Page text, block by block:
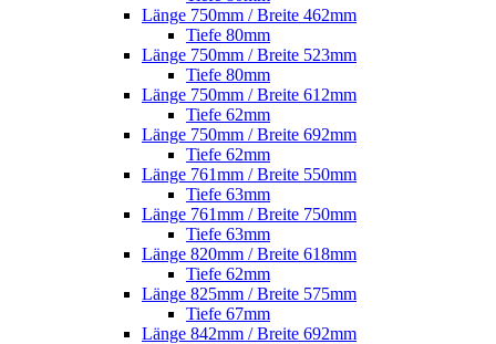
Länge 750mm / Breite 462mm
Tiefe 80mm
Länge 750mm / Breite 523mm
Tiefe 80mm
Länge 750mm / Breite 612mm
Tiefe 62mm
Länge 750mm / Breite 692mm
Tiefe 62mm
Länge 761mm / Breite 550mm
Tiefe 63mm
Länge 761mm / Breite 750mm
Tiefe 63mm
Länge 820mm / Breite 618mm
Tiefe 62mm
Länge 825mm / Breite 575mm
Tiefe 67mm
Länge 842mm / Breite 692mm